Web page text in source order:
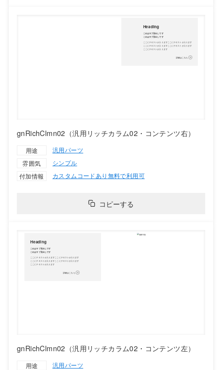
gnRichClmn02（汎用リッチカラム02・コンテンツ右）
用途
汎用パーツ
雰囲気
シンプル
付加情報
カスタムコードあり 無料で利用可
コピーする
gnRichClmn02（汎用リッチカラム02・コンテンツ左）
用途
汎用パーツ